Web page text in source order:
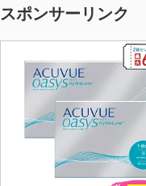
スポンサーリンク